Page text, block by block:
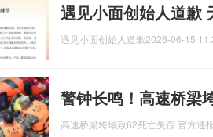
遇见小面创始人道歉
遇见小面创始人道歉2026-06-15
警钟长鸣！高速桥梁
高速桥梁垮塌致62死亡失踪 官方通